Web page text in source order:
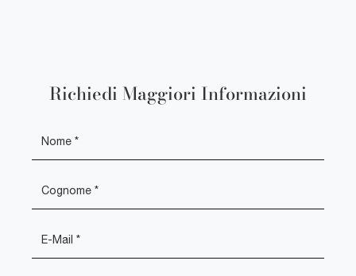
Richiedi Maggiori Informazioni